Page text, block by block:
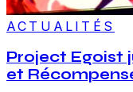
ACTUALITÉS
Project Egoist
et